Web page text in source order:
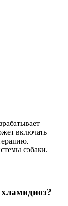
включать
собаки.